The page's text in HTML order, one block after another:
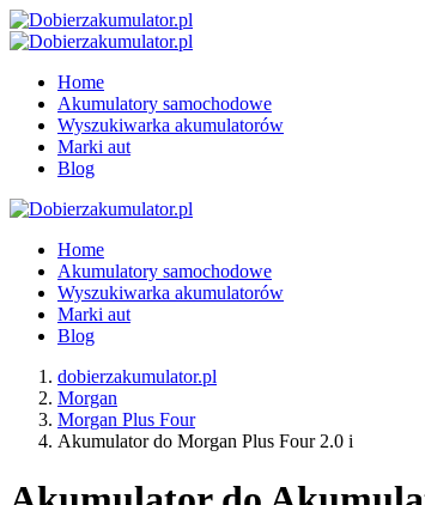
Home
Akumulatory samochodowe
Wyszukiwarka akumulatorów
Marki aut
Blog
Home
Akumulatory samochodowe
Wyszukiwarka akumulatorów
Marki aut
Blog
dobierzakumulator.pl
Morgan
Morgan Plus Four
Akumulator do Morgan Plus Four 2.0 i